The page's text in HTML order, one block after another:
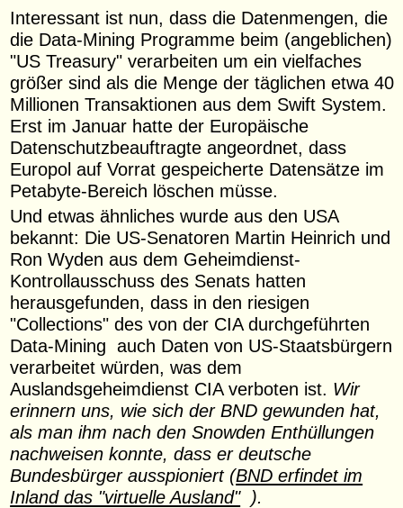
Interessant ist nun, dass die Datenmengen, die
die Data-Mining Programme beim (angeblichen)
"US Treasury" verarbeiten um ein vielfaches
größer sind als die Menge der täglichen etwa 40
Millionen Transaktionen aus dem Swift System.
Erst im Januar hatte der Europäische
Datenschutzbeauftragte angeordnet, dass
Europol auf Vorrat gespeicherte Datensätze im
Petabyte-Bereich löschen müsse.
Und etwas ähnliches wurde aus den USA
bekannt: Die US-Senatoren Martin Heinrich und
Ron Wyden aus dem Geheimdienst-
Kontrollausschuss des Senats hatten
herausgefunden, dass in den riesigen
"Collections" des von der CIA durchgeführten
Data-Mining auch Daten von US-Staatsbürgern
verarbeitet würden, was dem
Auslandsgeheimdienst CIA verboten ist. Wir
erinnern uns, wie sich der BND gewunden hat,
als man ihm nach den Snowden Enthüllungen
nachweisen konnte, dass er deutsche
Bundesbürger ausspioniert (BND erfindet im
Inland das "virtuelle Ausland").